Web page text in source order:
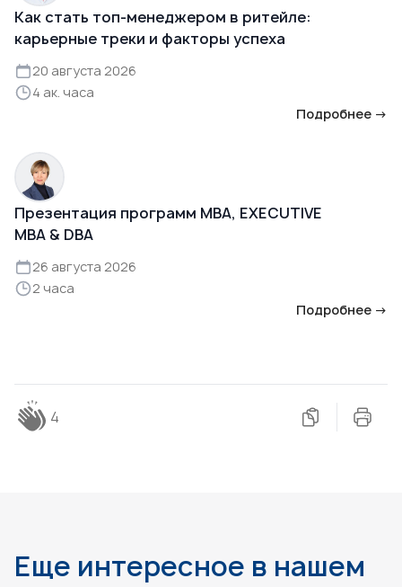
Как стать топ-менеджером в ритейле:
карьерные треки и факторы успеха
20 августа 2026
4 ак. часа
Подробнее →
Презентация программ MBA, EXECUTIVE
MBA & DBA
26 августа 2026
2 часа
Подробнее →
4
Еще интересное в нашем